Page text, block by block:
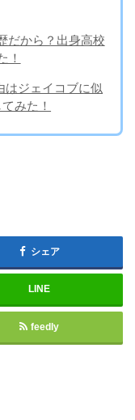
だから？出身高校
！
はジェイコブに似
みた！
シェア
LINE
feedly